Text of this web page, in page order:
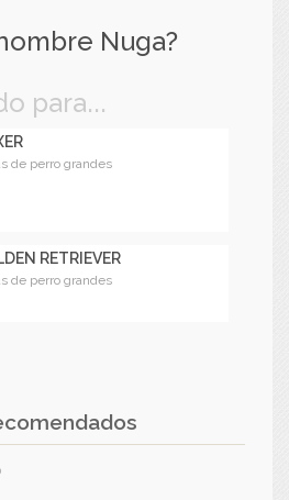
Nuga?
para...
de perro grandes
RETRIEVER
de perro grandes